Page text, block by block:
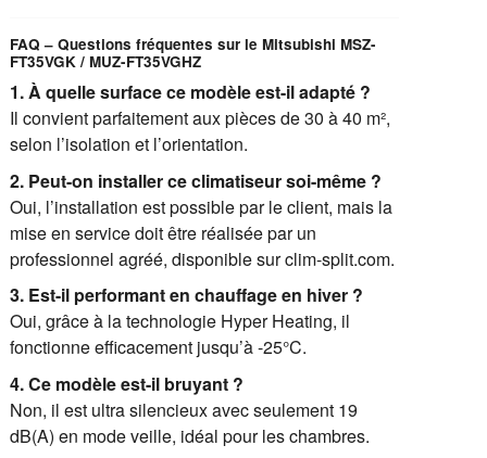
FAQ – Questions fréquentes sur le Mitsubishi MSZ-
FT35VGK / MUZ-FT35VGHZ
1. À quelle surface ce modèle est-il adapté ?
Il convient parfaitement aux pièces de 30 à 40 m²,
selon l’isolation et l’orientation.
2. Peut-on installer ce climatiseur soi-même ?
Oui, l’installation est possible par le client, mais la
mise en service doit être réalisée par un
professionnel agréé, disponible sur clim-split.com.
3. Est-il performant en chauffage en hiver ?
Oui, grâce à la technologie Hyper Heating, il
fonctionne efficacement jusqu’à -25°C.
4. Ce modèle est-il bruyant ?
Non, il est ultra silencieux avec seulement 19
dB(A) en mode veille, idéal pour les chambres.